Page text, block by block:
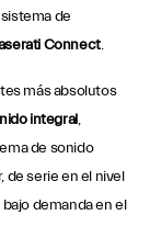
de
Connect.
más absolutos
integral,
de sonido
de serie en el nivel
demanda en el